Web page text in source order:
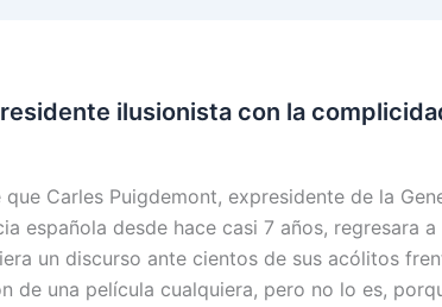
ilusionista con la
Carles Puigdemont, expresidente de la
española desde hace casi 7 años, regresara a
un discurso ante cientos de sus acólitos
de una película cualquiera, pero no lo es,